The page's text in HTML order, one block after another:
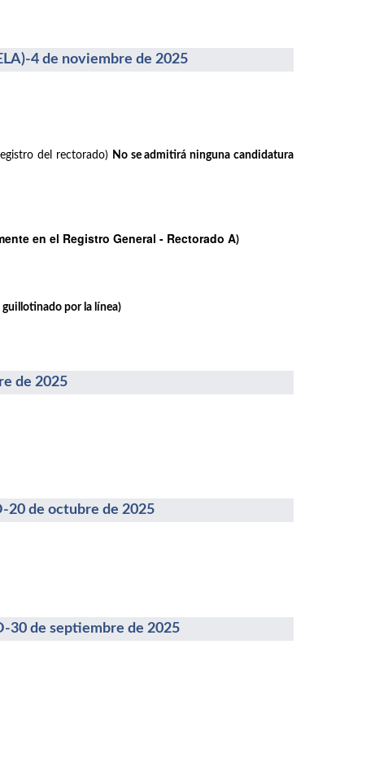
4 de noviembre de 2025
del rectorado) No se admitirá ninguna candidatura
en el Registro General - Rectorado A)
guillotinado por la línea)
de 2025
20 de octubre de 2025
30 de septiembre de 2025